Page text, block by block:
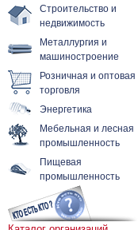
Строительство и
недвижимость
Металлургия и
машиностроение
Розничная и оптовая
торговля
Энергетика
Мебельная и лесная
промышленность
Пищевая
промышленность